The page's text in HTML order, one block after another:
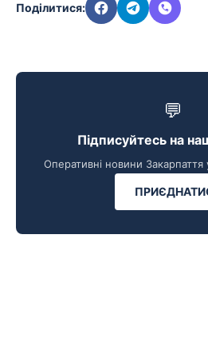
Поділитися:
💬
Підписуйтесь на
Оперативні новини